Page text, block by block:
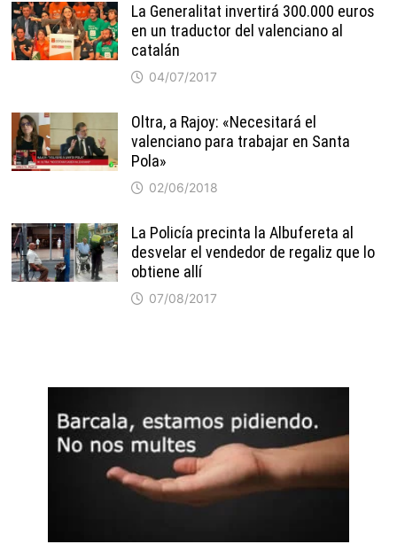
La Generalitat invertirá 300.000 euros
en un traductor del valenciano al
catalán
04/07/2017
Oltra, a Rajoy: «Necesitará el
valenciano para trabajar en Santa
Pola»
02/06/2018
La Policía precinta la Albufereta al
desvelar el vendedor de regaliz que lo
obtiene allí
07/08/2017